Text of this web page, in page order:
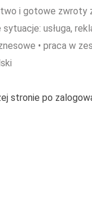
i gotowe zwroty
usługa,
• praca w
stronie po